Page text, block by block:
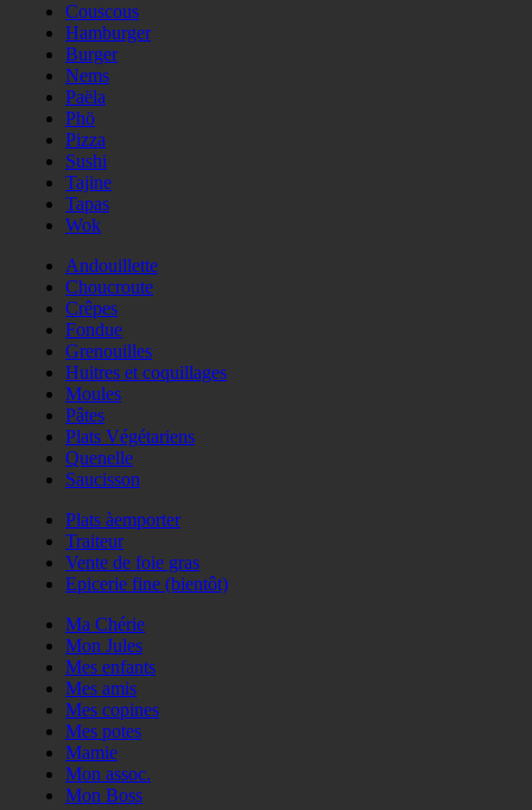
Couscous
Hamburger
Burger
Nems
Paëla
Phö
Pizza
Sushi
Tajine
Tapas
Wok
Andouillette
Choucroute
Crêpes
Fondue
Grenouilles
Huitres et coquillages
Moules
Pâtes
Plats Végétariens
Quenelle
Saucisson
Plats àemporter
Traiteur
Vente de foie gras
Epicerie fine (bientôt)
Ma Chérie
Mon Jules
Mes enfants
Mes amis
Mes copines
Mes potes
Mamie
Mon assoc.
Mon Boss